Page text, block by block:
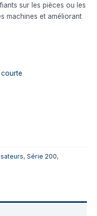
sur les pièces ou les
machines et améliorant
, Série 200,